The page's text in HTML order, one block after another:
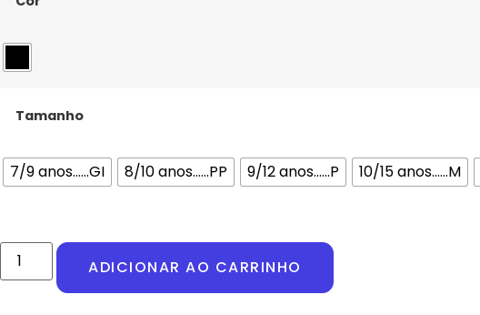
Tamanho
7/9 anos......GI 8/10 anos......PP 9/12 anos......P 10/15 anos......M
ADICIONAR AO CARRINHO